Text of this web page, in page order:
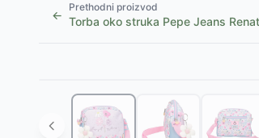
←
Prethodni proizvod
Torba oko struka Pepe Jeans
Muška torbica za ruku Pepe Jeans
Muška torba oko struka PJL
Ovaj proizvod nije dostupan,
Torba za devojčice Enso Merci